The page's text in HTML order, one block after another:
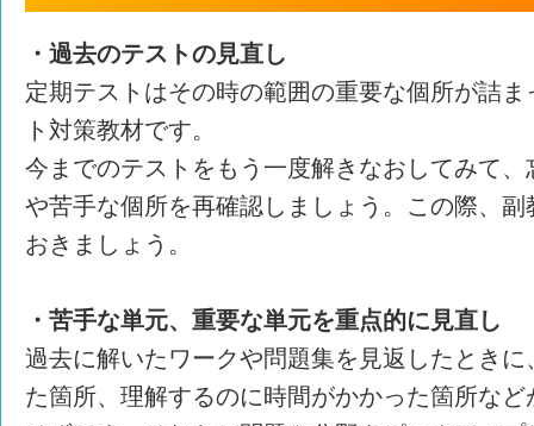
・過去のテストの見直し
定期テストはその時の範囲の重要な個所が詰
ト対策教材です。
今までのテストをもう一度解きなおしてみて
や苦手な個所を再確認しましょう。この際、
おきましょう。
・苦手な単元、重要な単元を重点的に見直し
過去に解いたワークや問題集を見返したとき
た箇所、理解するのに時間がかかった箇所な